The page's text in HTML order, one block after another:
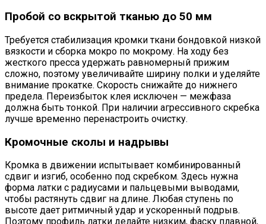
Пробой со вскрытой тканью до 50 мм
Требуется стабилизация кромки ткани бондовкой низкой
вязкости и сборка мокро по мокрому. На ходу без
жесткого пресса удержать равномерный прижим
сложно, поэтому увеличивайте ширину полки и уделяйте
внимание прокатке. Скорость снижайте до нижнего
предела. Переизбыток клея исключен — межфаза
должна быть тонкой. При наличии агрессивного скребка
лучше временно перенастроить очистку.
Кромочные сколы и надрывы
Кромка в движении испытывает комбинированный
сдвиг и изгиб, особенно под скребком. Здесь нужна
форма латки с радиусами и пальцевыми выводами,
чтобы растянуть сдвиг на длине. Любая ступень по
высоте дает ритмичный удар и ускоренный подрыв.
Поэтому профиль латки делайте низким, фаску плавной,